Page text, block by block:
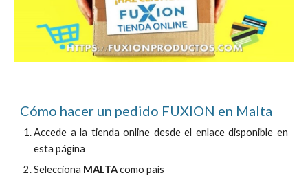
Cómo hacer un pedido FUXION en Malta
Accede a la tienda online desde el enlace disponible en
esta página
Selecciona MALTAcomo país